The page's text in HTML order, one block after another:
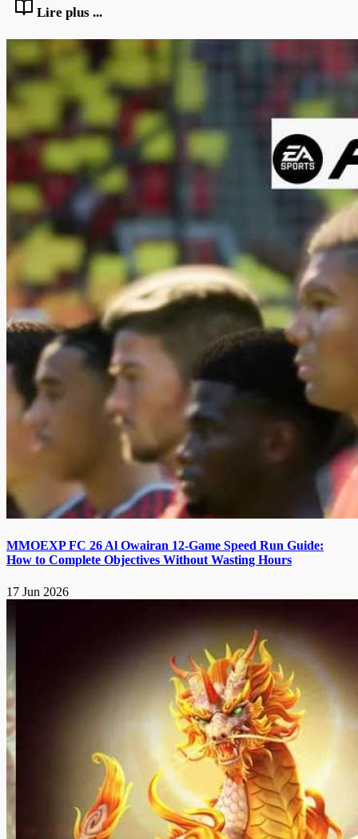
Lire plus ...
MMOEXP FC 26 Al Owairan 12-Game Speed Run Guide:
How to Complete Objectives Without Wasting Hours
17 Jun 2026